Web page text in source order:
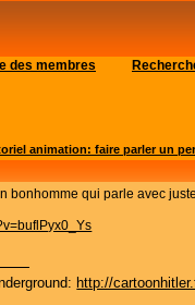
des membres
animation: faire parler un
bonhomme qui parle avec
http://